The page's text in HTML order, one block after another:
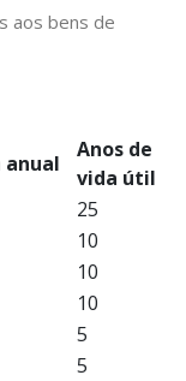
aos bens de
anual
Anos de
vida útil
25
10
10
10
5
5